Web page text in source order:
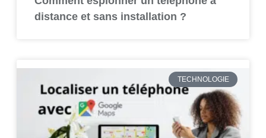
distance et sans installation ?
TECHNOLOGIE